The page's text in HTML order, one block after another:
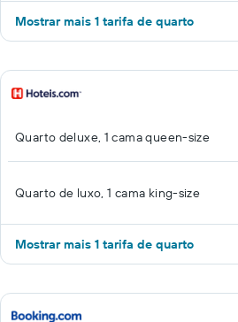
Mostrar mais 1 tarifa de quarto
Quarto deluxe, 1 cama queen-size
Quarto de luxo, 1 cama king-size
Mostrar mais 1 tarifa de quarto